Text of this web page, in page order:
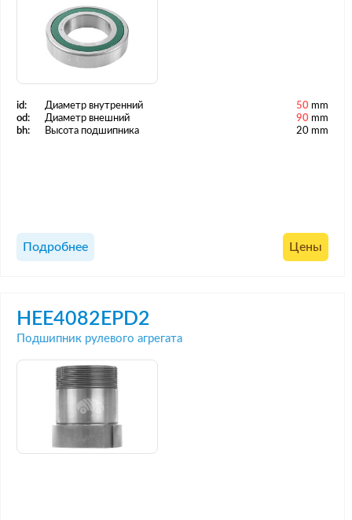
id: Диаметр внутренний 50 mm
od:
Диаметр внешний 90 mm
bh:
Высота подшипника 20 mm
Подробнее Цены
HEE4082EPD2
Подшипник рулевого агрегата